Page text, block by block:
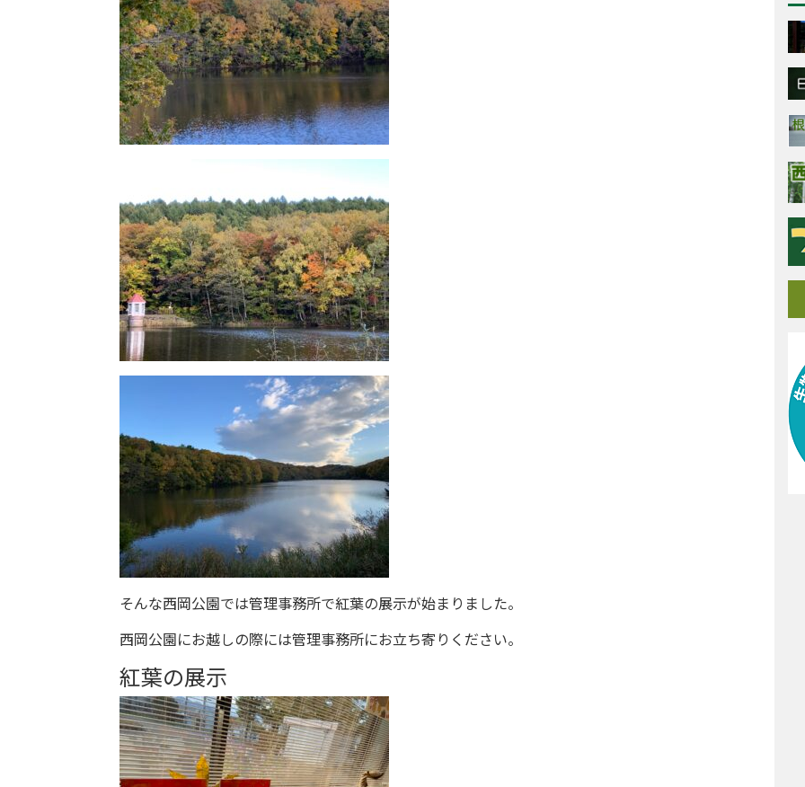
そんな西岡公園では管理事務所で紅葉の展示が始まりました。
西岡公園にお越しの際には管理事務所にお立ち寄りください。
紅葉の展示